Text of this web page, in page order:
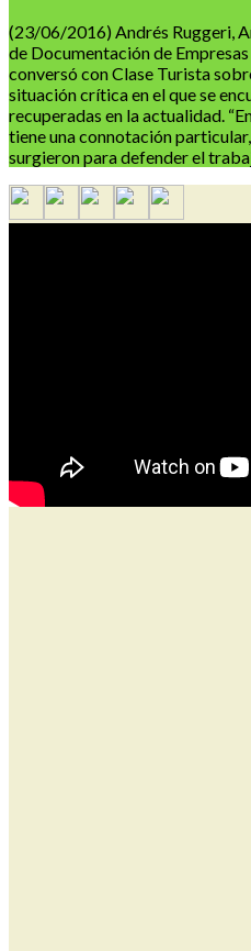
(23/06/2016) Andrés Ruggeri,
de Documentación de
conversó con Clase Turista
situación crítica en el que se
recuperadas en la actualidad.
tiene una connotación
surgieron para defender el